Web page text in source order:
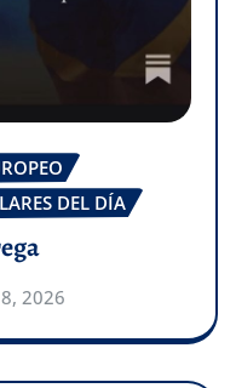
DEL DÍA
2026